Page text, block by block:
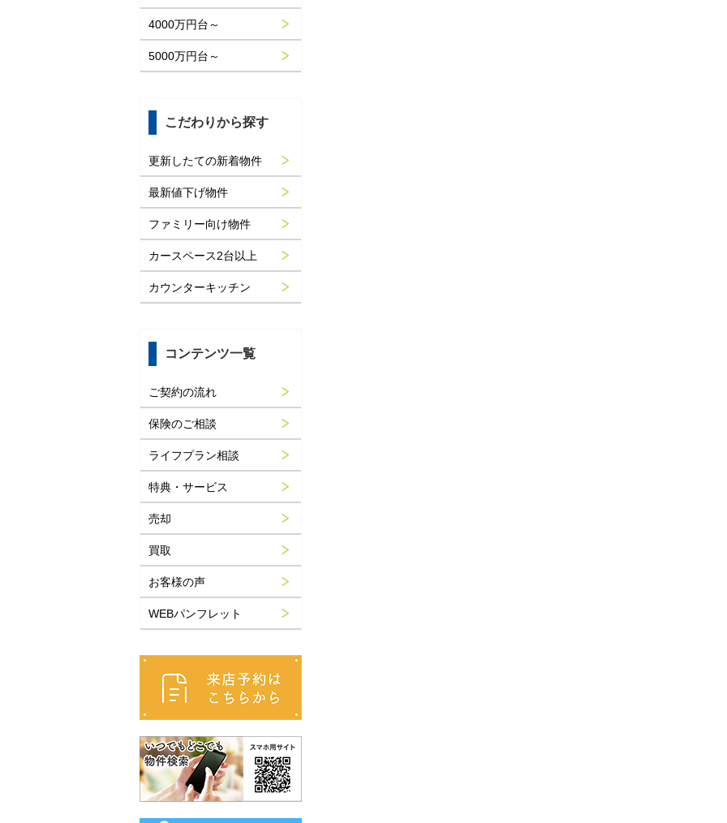
4000万円台～
5000万円台～
こだわりから探す
更新したての新着物件
最新値下げ物件
ファミリー向け物件
カースペース2台以上
カウンターキッチン
コンテンツ一覧
ご契約の流れ
保険のご相談
ライフプラン相談
特典・サービス
売却
買取
お客様の声
WEBパンフレット